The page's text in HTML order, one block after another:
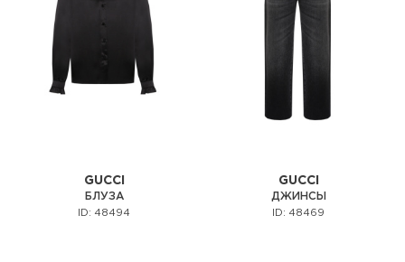
GUCCI
БЛУЗА
ID: 48494
GUCCI
ДЖИНСЫ
ID: 48469